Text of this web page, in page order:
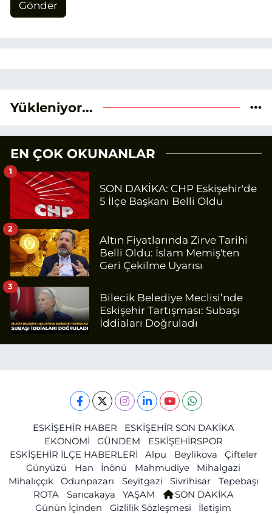
Gönder
Yükleniyor...
EN ÇOK OKUNANLAR
SON DAKİKA: CHP Eskişehir'de
5 İlçe Başkanı Belli Oldu
1
Altın Fiyatlarında Zirve Tarihi
Belli Oldu: İslam Memiş'ten
Geri Çekilme Uyarısı
2
Bilecik Belediye Meclisi’nde
Eskişehir Tartışması: Subaşı
İddiaları Doğruladı
3
ESKİŞEHİR HABER
ESKİŞEHİR SON DAKİKA
EKONOMİ
GÜNDEM
ESKİŞEHİRSPOR
ESKİŞEHİR İLÇE HABERLERİ
Alpu Beylikova
Çifteler
Günyüzü
Han İnönü Mahmudiye
Mihalgazi
Mihalıççık
Odunpazarı Seyitgazi Sivrihisar
Tepebaşı
ROTA
Sarıcakaya YAŞAM
SON DAKİKA
Günün İçinden
Gizlilik Sözleşmesi
İletişim